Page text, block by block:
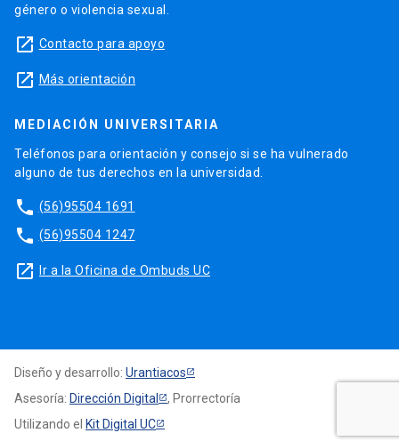
género o violencia sexual.
launch Contacto para apoyo
launch Más orientación
MEDIACIÓN UNIVERSITARIA
Teléfonos para orientación y consejo si se ha vulnerado
alguno de tus derechos en la universidad.
phone (56)95504 1691
phone (56)95504 1247
launch Ir a la Oficina de Ombuds UC
Diseño y desarrollo: Urantiacos
Asesoría: Dirección Digital
, Prorrectoría
Utilizando el Kit Digital UC